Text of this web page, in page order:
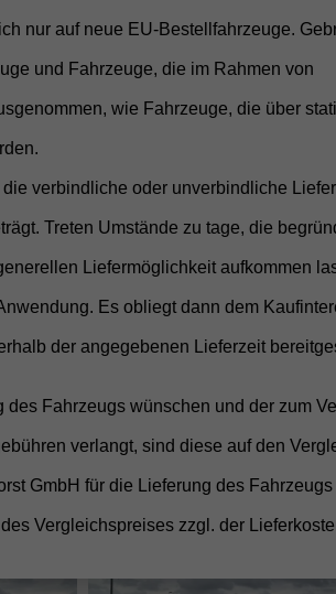
Individuelle Finanzierung zu günstigen
Service per Telefon, E-Mail
nur auf neue EU-Bestellfahrzeuge.
und Fahrzeuge, die im Rahmen von
wie Fahrzeuge, die über
verbindliche oder unverbindliche
Treten Umstände zu tage, die
Liefermöglichkeit aufkommen
Es obliegt dann dem
der angegebenen Lieferzeit
Fahrzeugs wünschen und der zum
verlangt, sind diese auf den
GmbH für die Lieferung des
Vergleichspreises zzgl. der